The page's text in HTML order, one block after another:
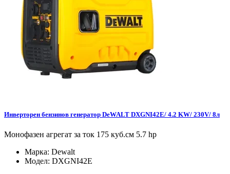
Инверторен бензинов генератор DeWALT DXGNI42E/ 4.2 KW/ 230V/ 8л
Монофазен агрегат за ток 175 куб.см 5.7 hp
Марка: Dewalt
Модел: DXGNI42E